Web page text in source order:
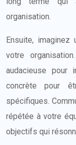
organisation.
Ensuite, imaginez
votre
audacieuse pour
concrète pour
spécifiques.
répétée à votre
objectifs qui